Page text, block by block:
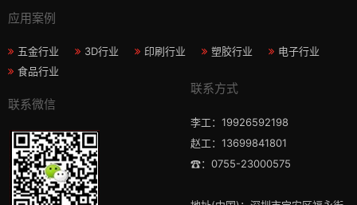
应用案例
五金行业 3D行业 印刷行业 塑胶行业
电子行业
食品行业
联系微信
联系方式
李工：19926592198
赵工：13699841801
☎：0755-23000575